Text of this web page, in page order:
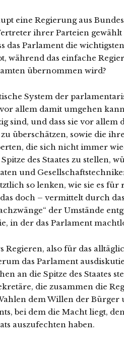
eine Regierung aus
ihrer Parteien gewählt
das Parlament die
während das einfache
übernommen wird?
System der
allem damit umgehen
sind, und dass sie vor allem
überschätzen, sowie die
die sich nicht immer
des Staates zu stellen,
und
so lenken, wie sie es für
doch – vermittelt durch
der Umstände
in der das Parlament
Regieren, also für das
das Parlament
an die Spitze des Staates
die zusammen die
dem Willen der
bei dem die Macht liegt,
auszufechten haben.